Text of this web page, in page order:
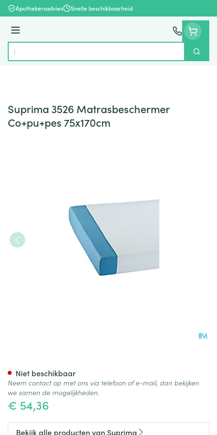
Ga naar de inhoud
Apothekersadvies Snelle beschikbaarheid
Menu
Product, merk, categorie...
Zoek
Suprima 3526 Matrasbeschermer
Co+pu+pes 75x170cm
€ 54,36
Niet beschikbaar
Neem contact op met ons via telefoon of e-mail, dan bekijken
we samen de mogelijkheden.
Bekijk alle producten van Suprima